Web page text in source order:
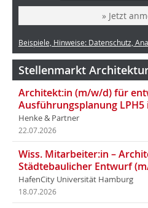
» Jetzt
Beispiele, Hinweise: Datenschutz,
Stellenmarkt
Architekt:in (m/w/d) für
Ausführungsplanung
Henke & Partner
22.07.2026
Wiss. Mitarbeiter:in –
Städtebaulicher Entwurf
HafenCity Universität Hamburg
18.07.2026